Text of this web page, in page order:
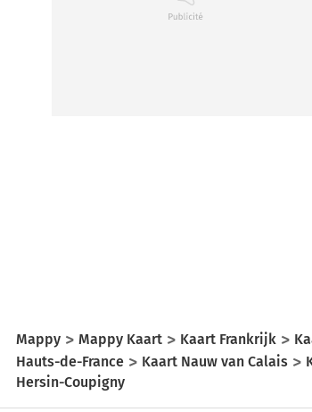
Mappy Mappy Kaart Kaart Frankrijk
Hauts-de-France
Kaart Nauw van Calais
Hersin-Coupigny